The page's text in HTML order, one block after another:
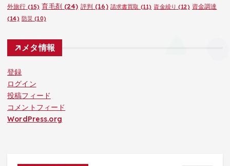
外旅行 (15) 育毛剤(24) 評判 (16) 請求書買取 (11) 資金繰り (12) 資金調達
(14) 防災 (10)
メタ情報
登録
ログイン
投稿フィード
コメントフィード
WordPress.org